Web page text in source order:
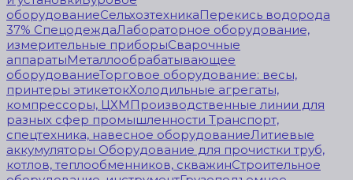
оборудованиеСельхозтехникаПерекись водорода
37% СпецодеждаЛабораторное оборудование,
измерительные приборыСварочные
аппаратыМеталлообрабатывающее
оборудованиеТорговое оборудование: весы,
принтеры этикетокХолодильные агрегаты,
компрессоры, ЦХМ Производственные линии для
разных сфер промышленности Транспорт,
спецтехника, навесное оборудованиеЛитиевые
аккумуляторы Оборудование для прочистки труб,
котлов, теплообменников, скважинСтроительное